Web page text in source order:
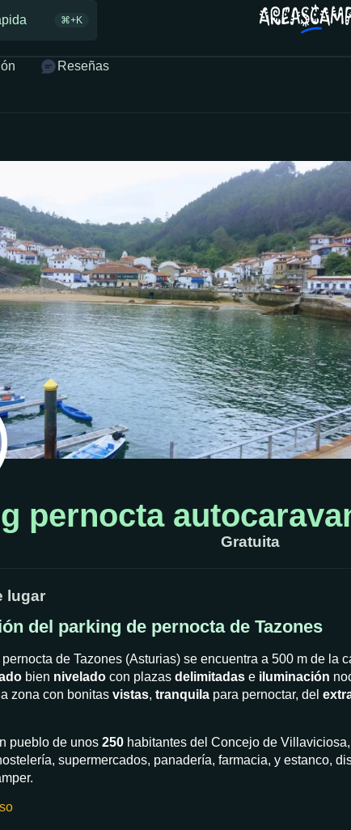
⌘+K
Reseñas
pernocta
Gratuita
lugar
del parking de pernocta de Tazones
de Tazones (Asturias) se encuentra a 500 m de la
bien nivelado con plazas delimitadas e iluminación
zona con bonitas vistas, tranquila para pernoctar, del
pueblo de unos 250 habitantes del Concejo de
supermercados, panadería, farmacia, y estanco,